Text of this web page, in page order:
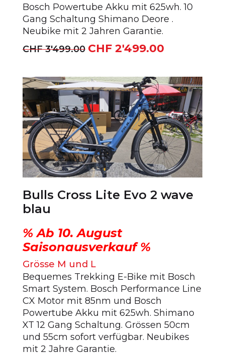
Bosch Powertube Akku mit 625wh. 10
Gang Schaltung Shimano Deore .
Neubike mit 2 Jahren Garantie.
CHF3'499.00 Ursprünglicher
war:
CHF 3'499.00
CHF2'499.00Aktueller
ist:
CHF 2'499.00.
Bulls Cross Lite Evo 2 wave
blau
% Ab 10. August
Saisonausverkauf %
Grösse M und L
Bequemes Trekking E-Bike mit Bosch
Smart System. Bosch Performance Line
CX Motor mit 85nm und Bosch
Powertube Akku mit 625wh. Shimano
XT 12 Gang Schaltung. Grössen 50cm
und 55cm sofort verfügbar. Neubikes
mit 2 Jahre Garantie.